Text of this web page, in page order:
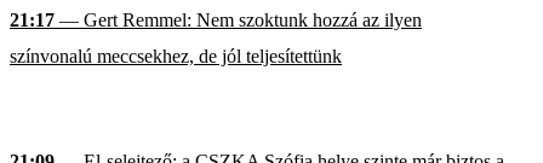
21:17 — Gert Remmel: Nem szoktunk hozzá az ilyen
színvonalú meccsekhez, de jól teljesítettünk